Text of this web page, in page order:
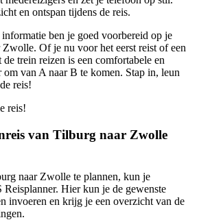
en ontspan tijdens de reis.
ben je goed voorbereid op je
Of je nu voor het eerst reist of een
trein reizen is een comfortabele en
van A naar B te komen. Stap in, leun
reis!
reis!
van Tilburg naar Zwolle
naar Zwolle te plannen, kun je
Hier kun je de gewenste
invoeren en krijg je een overzicht van de